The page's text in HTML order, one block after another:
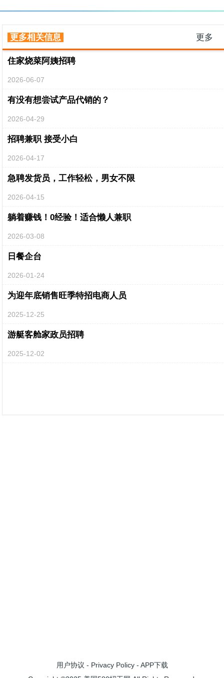
更多相关信息 更多
住家烧菜阿姨招聘
2026-06-07
有没有想尝试产品代销的？
2026-04-29
招聘兼职 接受小白
2026-04-17
急聘发货员，工作轻松，男女不限
2026-04-15
躺着赚钱！0经验！适合懒人兼职
2026-03-08
日餐企台
2026-01-24
为迎年底销售旺季特招电商人员
2025-12-25
游艇客舱家政员招聘
2025-12-02
用户协议 - Privacy Policy- APP下载